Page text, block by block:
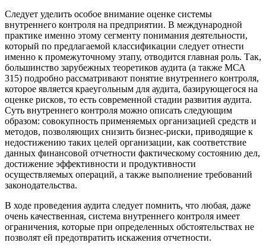
Следует уделить особое внимание оценке системы
внутреннего контроля на предприятии. В международной
практике именно этому сегменту понимания деятельности,
который по предлагаемой классификации следует отнести
именно к промежуточному этапу, отводится главная роль. Так,
большинство зарубежных теоретиков аудита (а также МСА
315) подробно рассматривают понятие внутреннего контроля,
которое является краеугольным для аудита, базирующегося на
оценке рисков, то есть современной стадии развития аудита.
Суть внутреннего контроля можно описать следующим
образом: совокупность применяемых организацией средств и
методов, позволяющих снизить бизнес-риски, приводящие к
недостижению таких целей организации, как соответствие
данных финансовой отчетности фактическому состоянию дел,
достижение эффективности и продуктивности
осуществляемых операций, а также выполнение требований
законодательства.
В ходе проведения аудита следует помнить, что любая, даже
очень качественная, система внутреннего контроля имеет
ограничения, которые при определенных обстоятельствах не
позволят ей предотвратить искажения отчетности.